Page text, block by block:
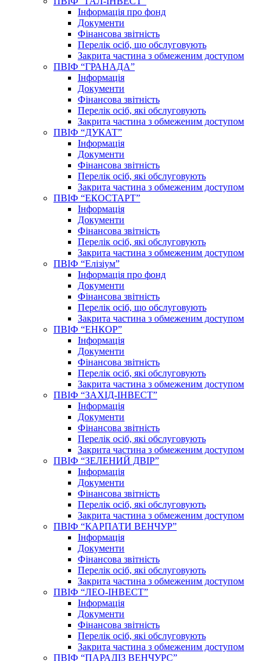
Інформація про фонд
Документи
Фінансова звітність
Перелік осіб, що обслуговують
Закрита частина з обмеженим доступом
ПВІФ “ГРАНАДА”
Інформація
Документи
Фінансова звітність
Перелік осіб, які обслуговують
Закрита частина з обмеженим доступом
ПВІФ “ДУКАТ”
Інформація
Документи
Фінансова звітність
Перелік осіб, які обслуговують
Закрита частина з обмеженим доступом
ПВІФ “ЕКОСТАРТ”
Інформація
Документи
Фінансова звітність
Перелік осіб, які обслуговують
Закрита частина з обмеженим доступом
ПВІФ “Елізіум”
Інформація про фонд
Документи
Фінансова звітність
Перелік осіб, що обслуговують
Закрита частина з обмеженим доступом
ПВІФ “ЕНКОР”
Інформація
Документи
Фінансова звітність
Перелік осіб, які обслуговують
Закрита частина з обмеженим доступом
ПВІФ “ЗАХІД-ІНВЕСТ”
Інформація
Документи
Фінансова звітність
Перелік осіб, які обслуговують
Закрита частина з обмеженим доступом
ПВІФ “ЗЕЛЕНИЙ ДВІР”
Інформація
Документи
Фінансова звітність
Перелік осіб, які обслуговують
Закрита частина з обмеженим доступом
ПВІФ “КАРПАТИ ВЕНЧУР”
Інформація
Документи
Фінансова звітність
Перелік осіб, які обслуговують
Закрита частина з обмеженим доступом
ПВІФ “ЛЕО-ІНВЕСТ”
Інформація
Документи
Фінансова звітність
Перелік осіб, які обслуговують
Закрита частина з обмеженим доступом
ПВІФ “ПАРАДІЗ ВЕНЧУРС”